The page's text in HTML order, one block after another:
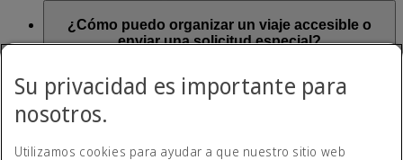
¿Cómo puedo organizar un viaje accesible o
enviar una solicitud especial?
Póngase en contacto con suoficina local de Emirates, y
haremos todo lo posible para satisfacer sus necesidades.
Volver arriba
Su privacidad es importante para
nosotros.
Utilizamos cookies para ayudar a que nuestro sitio web